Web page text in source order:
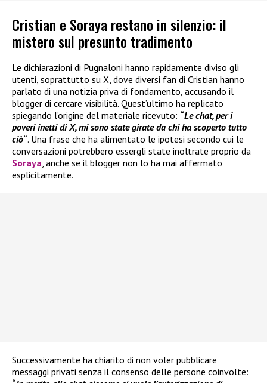
Cristian e Soraya restano in silenzio: il
mistero sul presunto tradimento
Le dichiarazioni di Pugnaloni hanno rapidamente diviso gli
utenti, soprattutto su X, dove diversi fan di Cristian hanno
parlato di una notizia priva di fondamento, accusando il
blogger di cercare visibilità. Quest’ultimo ha replicato
spiegando l’origine del materiale ricevuto: “Le chat, per i
poveri inetti di X, mi sono state girate da chi ha scoperto tutto
ciò“. Una frase che ha alimentato le ipotesi secondo cui le
conversazioni potrebbero essergli state inoltrate proprio da
Soraya, anche se il blogger non lo ha mai affermato
esplicitamente.
Successivamente ha chiarito di non voler pubblicare
messaggi privati senza il consenso delle persone coinvolte: